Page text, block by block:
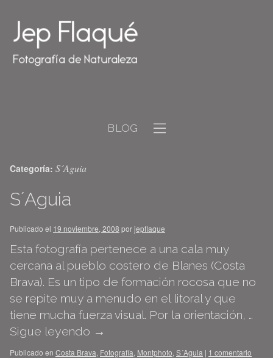
BLOG
Categoría: S´Aguia
S´Aguia
Publicado el 19 noviembre, 2008 porjepflaque
Esta fotografía pertenece a una cala muy
cercana al pueblo costero de Blanes (Costa
Brava). Es un tipo de formación rocosa que no
se repite muy a menudo en el litoral y que
tiene mucha fuerza visual. Por la orientación, …
Sigue leyendo →
Publicado en Costa Brava, Fotografía, Montphoto, S´Aguia | 1 comentario